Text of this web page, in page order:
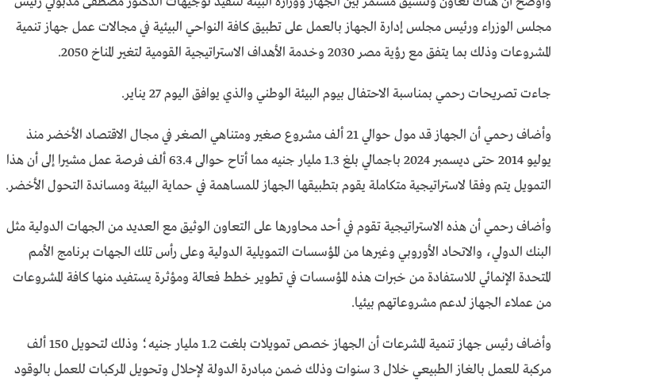
مجلس الوزراء ورئيس مجلس إدارة الجهاز بالعمل على تطبيق كافة النواحي البيئية في مجالات عمل جهاز تنمية
المشروعات وذلك بما يتفق مع رؤية مصر 2030 وخدمة الأهداف الاستراتيجية القومية لتغير المناخ 2050.
جاءت تصريحات رحمي بمناسبة الاحتفال بيوم البيئة الوطني والذي يوافق اليوم 27 يناير.
وأضاف رحمي أن الجهاز قد مول حوالي 21 ألف مشروع صغير ومتناهي الصغر في مجال الاقتصاد الأخضر منذ
يوليو 2014 حتى ديسمبر 2024 باجمالي بلغ 1.3 مليار جنيه مما أتاح حوالى 63.4 ألف فرصة عمل مشيرا إلى أن هذا
التمويل يتم وفقا لاستراتيجية متكاملة يقوم بتطبيقها الجهاز للمساهمة في حماية البيئة ومساندة التحول الأخضر.
وأضاف رحمي أن هذه الاستراتيجية تقوم في أحد محاورها على التعاون الوثيق مع العديد من الجهات الدولية مثل
البنك الدولي، والاتحاد الأوروبي وغيرها من المؤسسات التمويلية الدولية وعلى رأس تلك الجهات برنامج الأمم
المتحدة الإنمائي للاستفادة من خبرات هذه المؤسسات في تطوير خطط فعالة ومؤثرة يستفيد منها كافة المشروعات
من عملاء الجهاز لدعم مشروعاتهم بيئيا.
وأضاف رئيس جهاز تنمية المشرعات أن الجهاز خصص تمويلات بلغت 1.2 مليار جنيه؛ وذلك لتحويل 150 ألف
مركبة للعمل بالغاز الطبيعي خلال 3 سنوات وذلك ضمن مبادرة الدولة لإحلال وتحويل المركبات للعمل بالوقود